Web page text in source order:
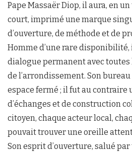
Pape Massaër Diop, il aura, en
court, imprimé une marque
d’ouverture, de méthode et de
Homme d’une rare
dialogue permanent avec toutes
de l’arrondissement. Son bureau
espace fermé ; il fut au contraire
d’échanges et de construction
citoyen, chaque acteur local,
pouvait trouver une oreille
Son esprit d’ouverture, salué